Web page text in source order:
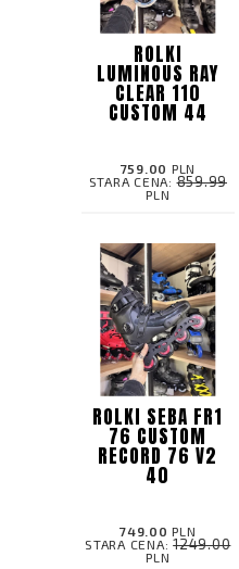
ROLKI
LUMINOUS RAY
CLEAR 110
CUSTOM 44
759.00 PLN
STARA CENA:859.99
PLN
ROLKI SEBA FR1
76 CUSTOM
RECORD 76 V2
40
749.00 PLN
STARA CENA:1249.00
PLN